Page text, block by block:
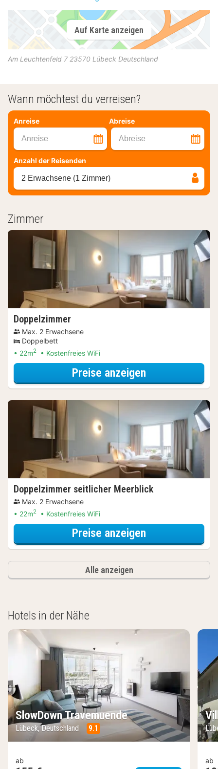
Auf Karte anzeigen
Am Leuchtenfeld 7 23570 Lübeck Deutschland
Wann möchtest du verreisen?
Anreise Abreise
Anreise Abreise
Anzahl der Reisenden
2 Erwachsene (1 Zimmer)
Zimmer
Doppelzimmer
Max. 2 Erwachsene
Doppelbett
22m2 Kostenfreies WiFi
Preise anzeigen
Doppelzimmer seitlicher Meerblick
Max. 2 Erwachsene
22m2 Kostenfreies WiFi
Preise anzeigen
Alle anzeigen
Hotels in der Nähe
SlowDown Travemuende
Lübeck, Deutschland 9.1
ab ab